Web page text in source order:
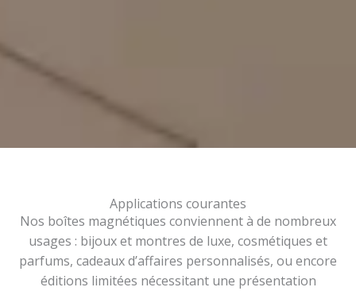
Applications courantes
Nos boîtes magnétiques conviennent à de nombreux
usages : bijoux et montres de luxe, cosmétiques et
parfums, cadeaux d’affaires personnalisés, ou encore
éditions limitées nécessitant une présentation